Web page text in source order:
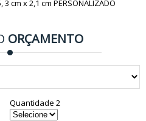
cm x 2,1 cm PERSONALIZADO
ORÇAMENTO
Quantidade 2